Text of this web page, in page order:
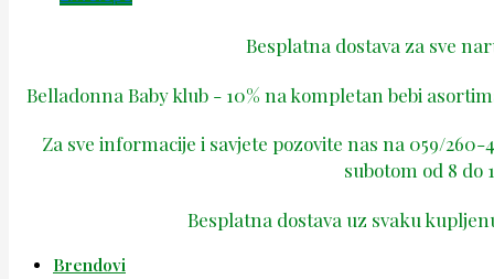
Besplatna dostava za sve
Belladonna Baby klub - 10% na kompletan bebi
Za sve informacije i savjete pozovite nas na 059/
subotom od 8 do
Besplatna dostava uz svaku
Brendovi